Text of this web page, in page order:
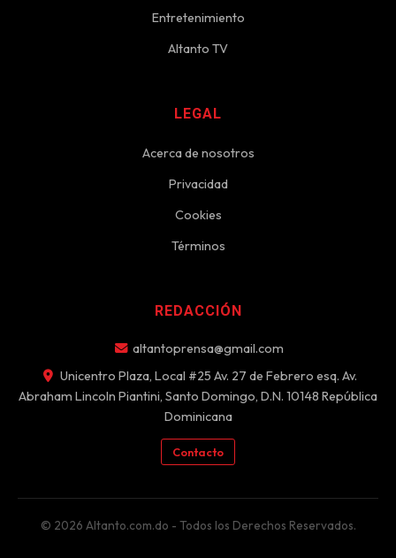
Entretenimiento
Altanto TV
LEGAL
Acerca de nosotros
Privacidad
Cookies
Términos
REDACCIÓN
altantoprensa@gmail.com
Unicentro Plaza, Local #25 Av. 27 de Febrero esq. Av.
Abraham Lincoln Piantini, Santo Domingo, D.N. 10148 República
Dominicana
Contacto
© 2026 Altanto.com.do - Todos los Derechos Reservados.